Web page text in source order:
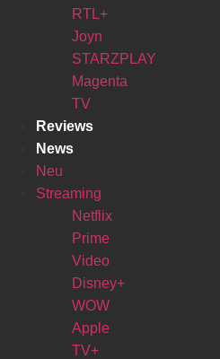
RTL+
Joyn
STARZPLAY
Magenta
TV
Reviews
News
Neu
Streaming
Netflix
Prime
Video
Disney+
WOW
Apple
TV+